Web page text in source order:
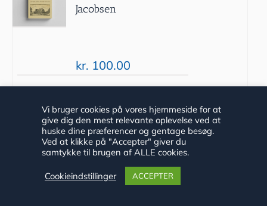
Jacobsen
kr. 100.00
Tilføj til
kurv
Detaljer
Vi bruger cookies på vores hjemmeside for at
give dig den mest relevante oplevelse ved at
huske dine præferencer og gentage besøg.
Ved at klikke på "Accepter" giver du
samtykke til brugen af ALLE cookies.
Cookieindstillinger ACCEPTER